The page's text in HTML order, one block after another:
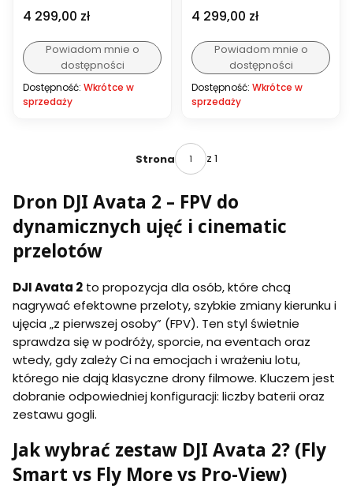
Cena
4 299,00 zł
Powiadom mnie o
dostępności
Dostępność: Wkrótce w
sprzedaży
N3)
Cena
4 299,00 zł
Powiadom mnie o
dostępności
Dostępność: Wkrótce w
sprzedaży
Strona z 1
Dron DJI Avata 2 – FPV do
dynamicznych ujęć i cinematic
przelotów
DJI Avata 2 to propozycja dla osób, które chcą
nagrywać efektowne przeloty, szybkie zmiany kierunku i
ujęcia „z pierwszej osoby” (FPV). Ten styl świetnie
sprawdza się w podróży, sporcie, na eventach oraz
wtedy, gdy zależy Ci na emocjach i wrażeniu lotu,
którego nie dają klasyczne drony filmowe. Kluczem jest
dobranie odpowiedniej konfiguracji: liczby baterii oraz
zestawu gogli.
Jak wybrać zestaw DJI Avata 2? (Fly
Smart vs Fly More vs Pro-View)